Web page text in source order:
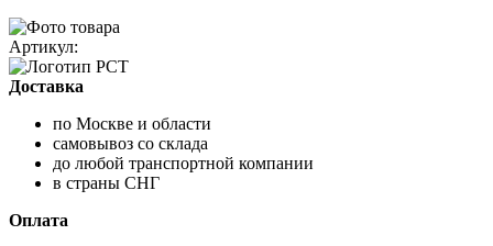
Артикул:
Доставка
по Москве и области
самовывоз со склада
до любой транспортной компании
в страны СНГ
Оплата